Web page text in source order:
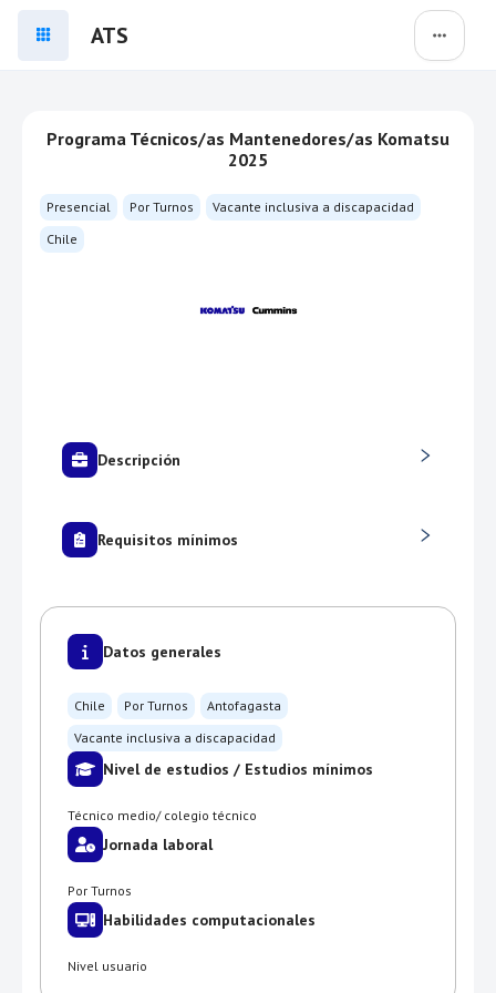
ATS
Programa Técnicos/as Mantenedores/as Komatsu
2025
Presencial Por Turnos
Vacante inclusiva a discapacidad
Chile
Descripción
Requisitos mínimos
Datos generales
Chile Por Turnos
Antofagasta
Vacante inclusiva a discapacidad
Nivel de estudios / Estudios mínimos
Técnico medio/ colegio técnico
Jornada laboral
Por Turnos
Habilidades computacionales
Nivel usuario